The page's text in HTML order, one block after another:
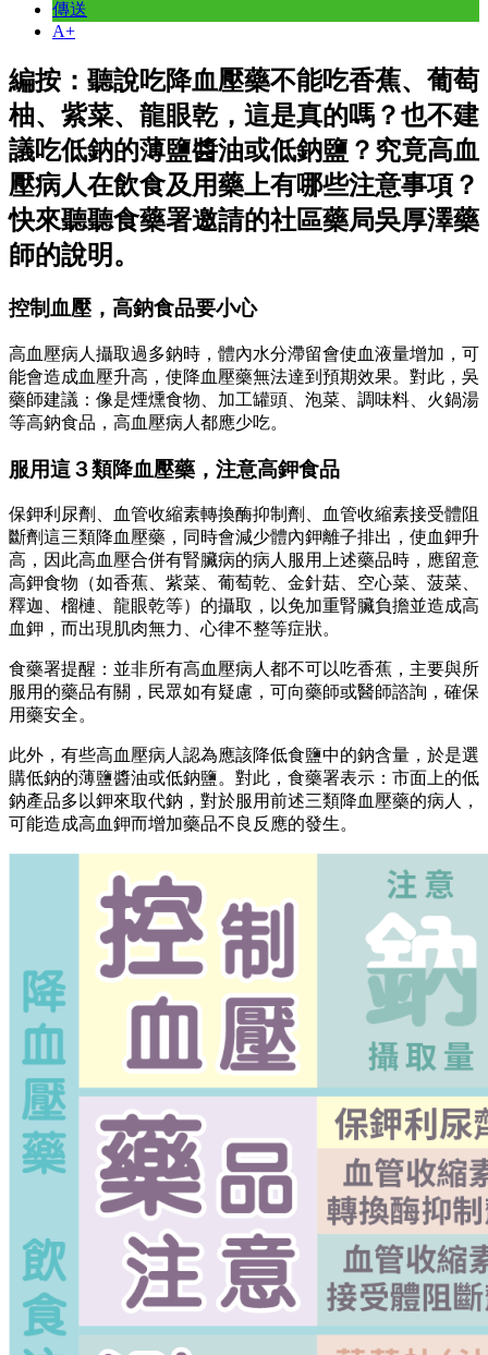
傳送
A+
編按：聽說吃降血壓藥不能吃香蕉、葡萄
柚、紫菜、龍眼乾，這是真的嗎？也不建
議吃低鈉的薄鹽醬油或低鈉鹽？究竟高血
壓病人在飲食及用藥上有哪些注意事項？
快來聽聽食藥署邀請的社區藥局吳厚澤藥
師的說明。
控制血壓，高鈉食品要小心
高血壓病人攝取過多鈉時，體內水分滯留會使血液量增加，可
能會造成血壓升高，使降血壓藥無法達到預期效果。對此，吳
藥師建議：像是煙燻食物、加工罐頭、泡菜、調味料、火鍋湯
等高鈉食品，高血壓病人都應少吃。
服用這３類降血壓藥，注意高鉀食品
保鉀利尿劑、血管收縮素轉換酶抑制劑、血管收縮素接受體阻
斷劑這三類降血壓藥，同時會減少體內鉀離子排出，使血鉀升
高，因此高血壓合併有腎臟病的病人服用上述藥品時，應留意
高鉀食物（如香蕉、紫菜、葡萄乾、金針菇、空心菜、菠菜、
釋迦、榴槤、龍眼乾等）的攝取，以免加重腎臟負擔並造成高
血鉀，而出現肌肉無力、心律不整等症狀。
食藥署提醒：並非所有高血壓病人都不可以吃香蕉，主要與所
服用的藥品有關，民眾如有疑慮，可向藥師或醫師諮詢，確保
用藥安全。
此外，有些高血壓病人認為應該降低食鹽中的鈉含量，於是選
購低鈉的薄鹽醬油或低鈉鹽。對此，食藥署表示：市面上的低
鈉產品多以鉀來取代鈉，對於服用前述三類降血壓藥的病人，
可能造成高血鉀而增加藥品不良反應的發生。